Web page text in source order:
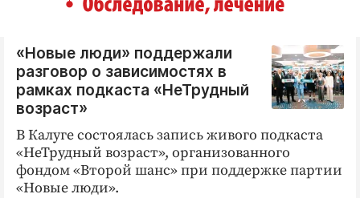
«Новые люди» поддержали
разговор о зависимостях в
рамках подкаста «НеТрудный
возраст»
В Калуге состоялась запись живого подкаста
«НеТрудный возраст», организованного
фондом «Второй шанс» при поддержке партии
«Новые люди».